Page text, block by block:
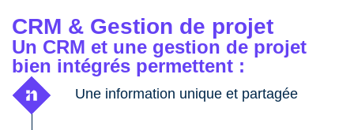
CRM & Gestion de projet
Un CRM et une gestion de projet
bien intégrés permettent :
Une information unique et partagée